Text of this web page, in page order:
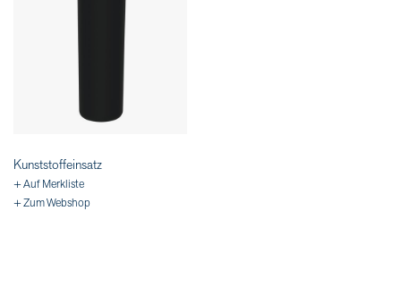
Kunststoffeinsatz
+ Auf Merkliste
+ Zum Webshop